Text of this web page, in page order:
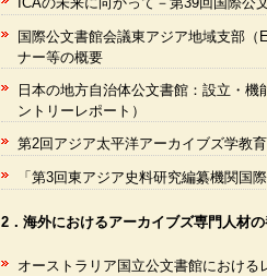
国際公文書館会議東アジア地域支部
ナー等の概要
日本の地方自治体公文書館：設立・
ントリーレポート）
第2回アジア太平洋アーカイブズ学教
「第3回東アジア史料研究編纂機関国
2．海外におけるアーカイブズ専門人材
オーストラリア国立公文書館におけ